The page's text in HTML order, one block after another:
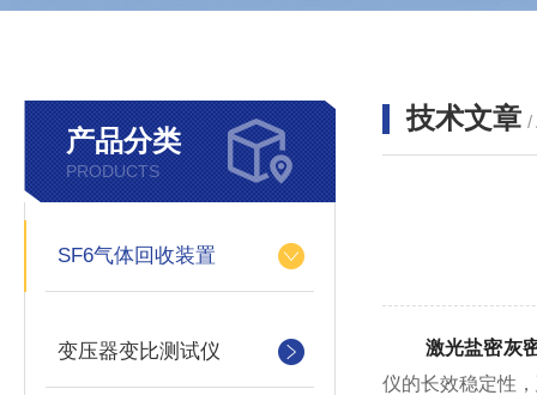
产品分类
PRODUCTS
SF6气体回收装置
变压器变比测试仪
技术文章 /
激光盐密灰
仪的长效稳定性